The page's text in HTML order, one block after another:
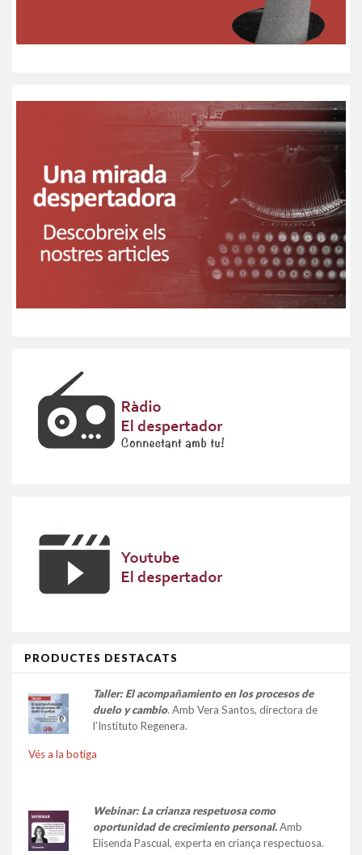
PRODUCTES DESTACATS
Taller: El acompañamiento en los procesos de
duelo y cambio. Amb Vera Santos, directora de
l’Instituto Regenera.
Vés a la botiga
Webinar: La crianza respetuosa como
oportunidad de crecimiento personal.Amb
Elisenda Pascual, experta en criança respectuosa.